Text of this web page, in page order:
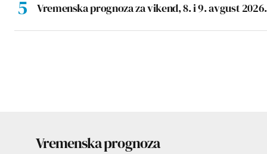
Vremenska prognoza za vikend, 8. i 9. avgust 2026.
Vremenska prognoza